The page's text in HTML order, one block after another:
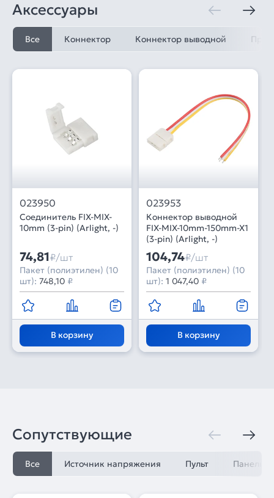
Аксессуары
Все Коннектор Коннектор выводной
023950
Соединитель FIX-MIX-
10mm (3-pin) (Arlight, -)
74,81₽/шт
Пакет (полиэтилен) (10
шт): 748,10 ₽
В корзину
023953
Коннектор выводной
FIX-MIX-10mm-150mm-X1
(3-pin) (Arlight, -)
104,74₽/шт
Пакет (полиэтилен) (10
шт): 1 047,40 ₽
В корзину
Сопутствующие
Все Источник напряжения Пульт Панель